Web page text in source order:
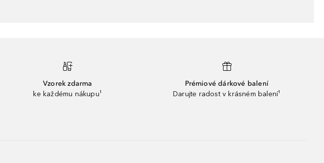
Vzorek zdarma
ke každému nákupu¹
Prémiové dárkové balení
Darujte radost v krásném balení¹